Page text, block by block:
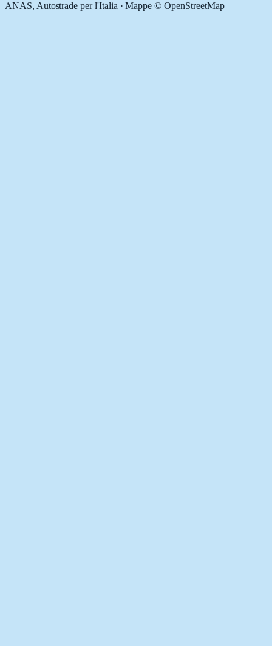
ANAS, Autostrade per l'Italia · Mappe © OpenStreetMap